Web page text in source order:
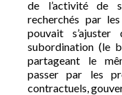
de l’activité de
recherchés par
pouvait
subordination (le
partageant le
passer par les
contractuels,